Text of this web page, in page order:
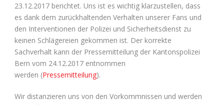
23.12.2017 berichtet. Uns ist es wichtig klarzustellen, dass
es dank dem zurückhaltenden Verhalten unserer Fans und
den Interventionen der Polizei und Sicherheitsdienst zu
keinen Schlägereien gekommen ist. Der korrekte
Sachverhalt kann der Pressemitteilung der Kantonspolizei
Bern vom 24.12.2017 entnommen
werden (Pressemitteilung).
Wir distanzieren uns von den Vorkommnissen und werden